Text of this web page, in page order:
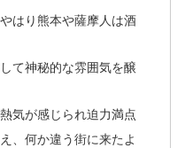
はり熊本や薩摩人は酒
て神秘的な雰囲気を醸
気が感じられ迫力満点
、何か違う街に来たよ